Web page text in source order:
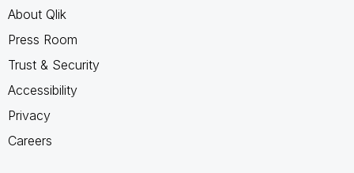
About Qlik
Press Room
Trust & Security
Accessibility
Privacy
Careers